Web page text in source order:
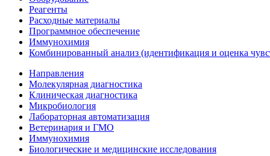
Реагенты
Расходные материалы
Программное обеспечение
Иммунохимия
Комбинированный анализ (идентификация и оценка
Направления
Молекулярная диагностика
Клиническая диагностика
Микробиология
Лабораторная автоматизация
Ветеринария и ГМО
Иммунохимия
Биологические и медицинские исследования